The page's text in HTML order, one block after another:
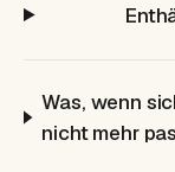
Was, wenn
nicht mehr